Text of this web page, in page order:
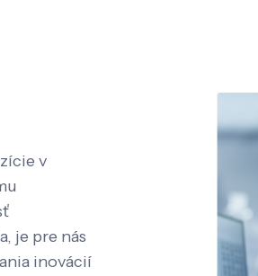
v
je pre nás
inovácií